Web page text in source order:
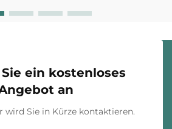
ein kostenloses
an
wird Sie in Kürze kontaktieren.